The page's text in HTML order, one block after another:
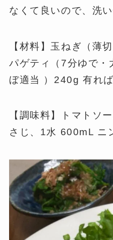
なくて良いので、洗
【材料】玉ねぎ（薄
パゲティ（7分ゆで
ぼ適当 ）240g 有れ
【調味料】トマトソ
さじ、1水 600mL ニ